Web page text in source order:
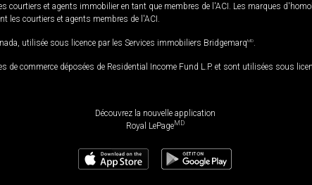
courtiers et agents immobilier en tant que membres de l'ACI. Les marques
les courtiers et agents membres de l'ACI.
utilisée sous licence par les Services immobiliers BridgemarqMD
de commerce déposées de Residential Income Fund L.P. et sont utilisées sous
Découvrez la nouvelle application
Royal LePageMD